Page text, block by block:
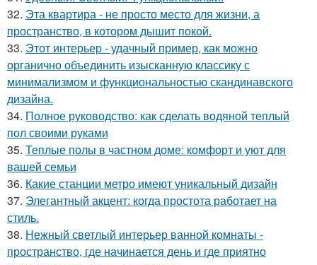
32. Эта квартира - не просто место для жизни, а
пространство, в котором дышит покой.
33. Этот интерьер - удачный пример, как можно
органично объединить изысканную классику с
минимализмом и функциональностью скандинавского
дизайна.
34. Полное руководство: как сделать водяной теплый
пол своими руками
35. Теплые полы в частном доме: комфорт и уют для
вашей семьи
36. Какие станции метро имеют уникальный дизайн
37. Элегантный акцент: когда простота работает на
стиль.
38. Нежный светлый интерьер ванной комнаты -
пространство, где начинается день и где приятно